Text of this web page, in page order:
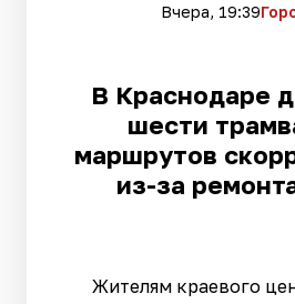
Вчера, 19:39
В Краснодаре
шести
маршрутов
из-за
Жителям краевого